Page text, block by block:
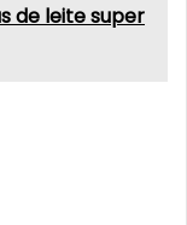
de leite super